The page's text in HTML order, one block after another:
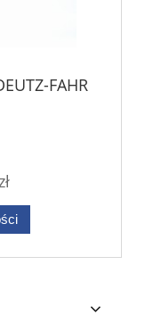
FAHR